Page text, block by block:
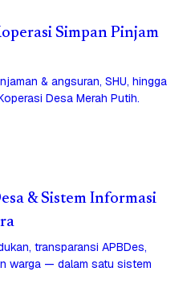
Simpan Pinjam
& angsuran, SHU, hingga
Desa Merah Putih.
& Sistem Informasi
transparansi APBDes,
warga — dalam satu sistem